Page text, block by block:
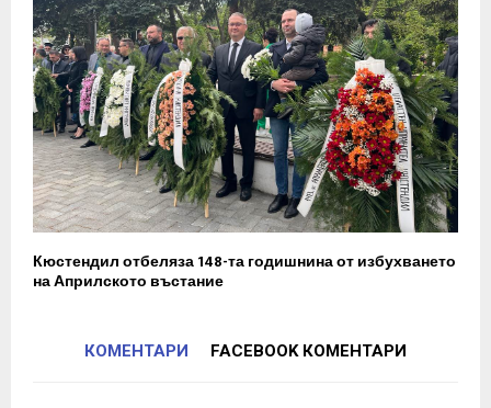
Кюстендил отбеляза 148-та годишнина от избухването
на Априлското въстание
КОМЕНТАРИ FACEBOOK КОМЕНТАРИ